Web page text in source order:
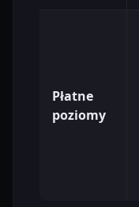
Płatne
poziomy